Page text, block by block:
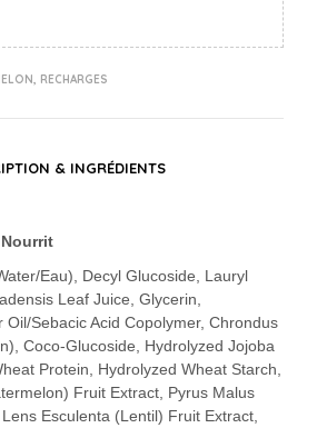
, RECHARGES
& INGRÉDIENTS
Eau), Decyl Glucoside, Lauryl
Leaf Juice, Glycerin,
Oil/Sebacic Acid Copolymer, Chrondus
Coco-Glucoside, Hydrolyzed Jojoba
Protein, Hydrolyzed Wheat Starch,
Fruit Extract, Pyrus Malus
Esculenta (Lentil) Fruit Extract,